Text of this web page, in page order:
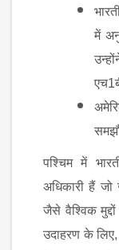
में
पश्चिम में
अधिकारी हैं जो
जैसे वैश्विक
उदाहरण के